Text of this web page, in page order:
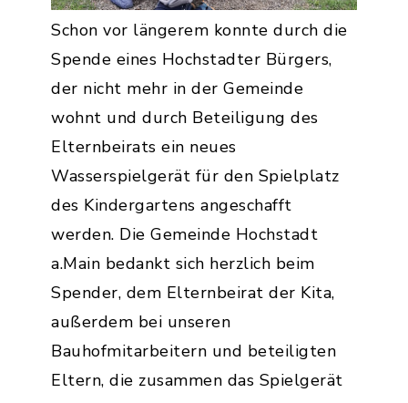
Schon vor längerem konnte durch die
Spende eines Hochstadter Bürgers,
der nicht mehr in der Gemeinde
wohnt und durch Beteiligung des
Elternbeirats ein neues
Wasserspielgerät für den Spielplatz
des Kindergartens angeschafft
werden. Die Gemeinde Hochstadt
a.Main bedankt sich herzlich beim
Spender, dem Elternbeirat der Kita,
außerdem bei unseren
Bauhofmitarbeitern und beteiligten
Eltern, die zusammen das Spielgerät